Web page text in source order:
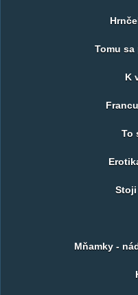
Tomu
K
To
Mňamky -